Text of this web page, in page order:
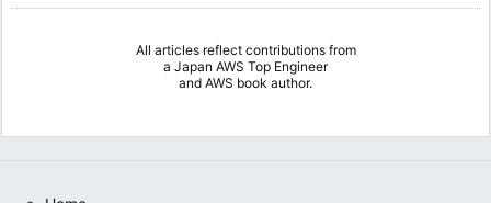
All articles reflect contributions from
a Japan AWS Top Engineer
and AWS book author.